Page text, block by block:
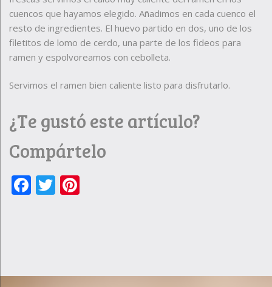
cuencos que hayamos elegido. Añadimos en cada cuenco el
resto de ingredientes. El huevo partido en dos, uno de los
filetitos de lomo de cerdo, una parte de los fideos para
ramen y espolvoreamos con cebolleta.
Servimos el ramen bien caliente listo para disfrutarlo.
¿Te gustó este artículo?
Compártelo
Facebook
Twitter